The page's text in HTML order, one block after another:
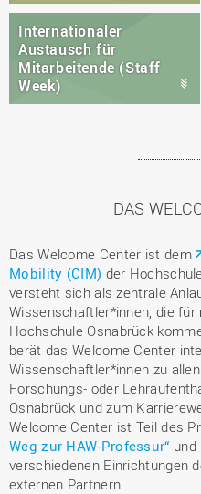
Internationaler
Austausch für
Mitarbeitende (Staff
Week)
DAS
Das Welcome Center ist dem
Mobility (CIM) der
versteht sich als zentrale
Wissenschaftler*innen, die
Hochschule Osnabrück
berät das Welcome Center
Wissenschaftler*innen zu
Forschungs- oder
Osnabrück und zum
Welcome Center ist Teil des
Weg zur HAW-Professur“ und
verschiedenen Einrichtungen
externen Partnern.